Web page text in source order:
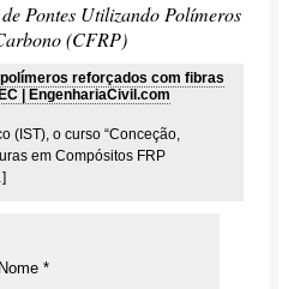
Pontes Utilizando Polímeros
(CFRP)
reforçados com fibras
| EngenhariaCivil.com
(IST), o curso “Conceção,
em Compósitos FRP
Nome *